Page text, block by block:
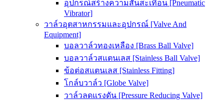
อุปกรณ์สร้างความสั่นสะเทือน [Pneumatic
Vibrator]
วาล์วอุตสาหกรรมและอุปกรณ์ [Valve And
Equipment]
บอลวาล์วทองเหลือง [Brass Ball Valve]
บอลวาล์วสแตนเลส [Stainless Ball Valve]
ข้อต่อสแตนเลส [Stainless Fitting]
โกล์บวาล์ว [Globe Valve]
วาล์วลดแรงดัน [Pressure Reducing Valve]